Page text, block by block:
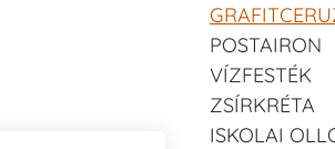
POSTAIRON
VÍZFESTÉK
ZSÍRKRÉTA
ISKOLAI